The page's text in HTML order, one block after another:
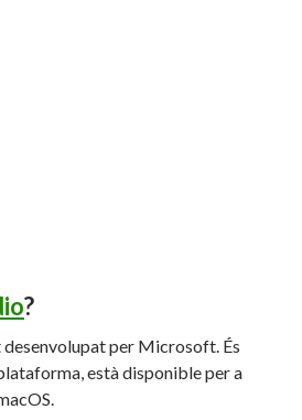
?
per Microsoft. És
està disponible per a